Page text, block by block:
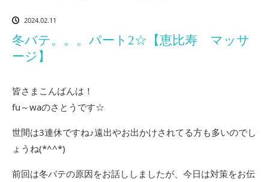
2024.02.11
冬バテ。。。パート2☆【恵比寿 マッサ
ージ】
皆さまこんばんは！
fu～waのさとうです☆
世間は3連休ですね♪遠出やお出かけされてる方も多いのでし
ょうね(*^^*)
前回は冬バテの原因をお話ししましたが、今日は対策をお伝